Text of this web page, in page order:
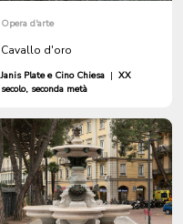
Opera d'arte
Cavallo d'oro
Janis Plate e Cino Chiesa | XX
secolo, seconda metà